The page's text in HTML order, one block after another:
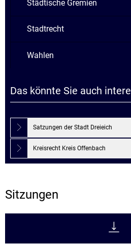
Städtische Gremien
Stadtrecht
Wahlen
Das könnte Sie auch
Satzungen der Stadt Dreieich
Kreisrecht Kreis Offenbach
Sitzungen